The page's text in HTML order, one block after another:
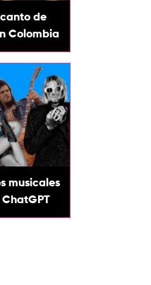
de
Colombia
musicales